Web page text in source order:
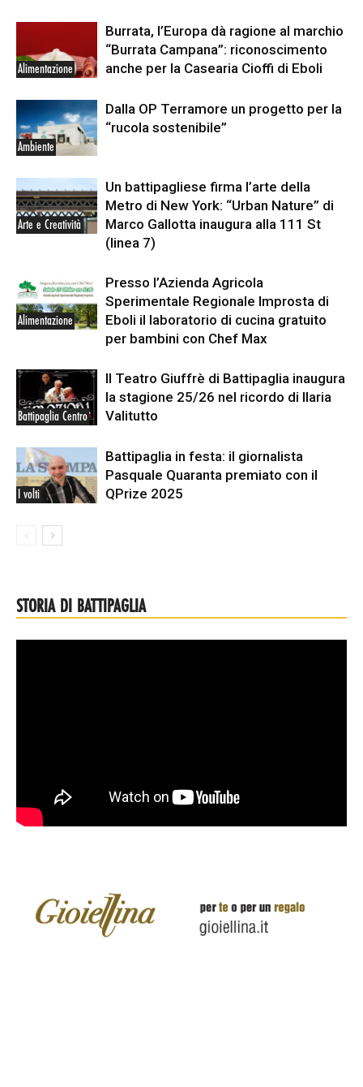
Alimentazione
Burrata, l’Europa dà ragione al marchio
“Burrata Campana”: riconoscimento
anche per la Casearia Cioffi di Eboli
Ambiente
Dalla OP Terramore un progetto per la
“rucola sostenibile”
Arte e Creatività
Un battipagliese firma l’arte della
Metro di New York: “Urban Nature” di
Marco Gallotta inaugura alla 111 St
(linea 7)
Alimentazione
Presso l’Azienda Agricola
Sperimentale Regionale Improsta di
Eboli il laboratorio di cucina gratuito
per bambini con Chef Max
Battipaglia Centro
Il Teatro Giuffrè di Battipaglia inaugura
la stagione 25/26 nel ricordo di Ilaria
Valitutto
I volti
Battipaglia in festa: il giornalista
Pasquale Quaranta premiato con il
QPrize 2025
STORIA DI BATTIPAGLIA